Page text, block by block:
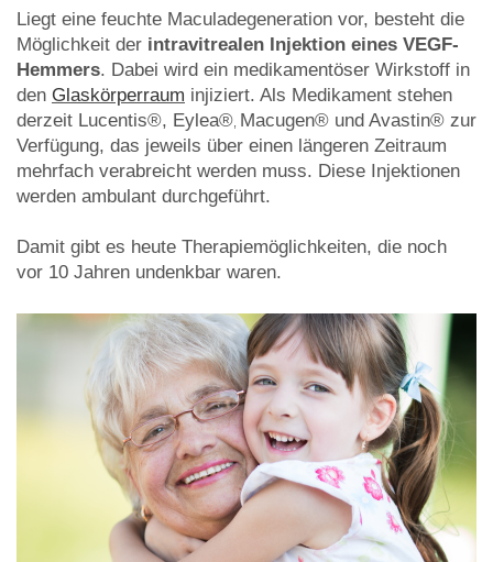
Liegt eine feuchte Maculadegeneration vor, besteht die
Möglichkeit der intravitrealen Injektion eines VEGF-
Hemmers. Dabei wird ein medikamentöser Wirkstoff in
den Glaskörperraum injiziert. Als Medikament stehen
derzeit Lucentis®, Eylea® Macugen® und Avastin® zur
Verfügung, das jeweils über einen längeren Zeitraum
mehrfach verabreicht werden muss. Diese Injektionen
werden ambulant durchgeführt.
Damit gibt es heute Therapiemöglichkeiten, die noch
vor 10 Jahren undenkbar waren.